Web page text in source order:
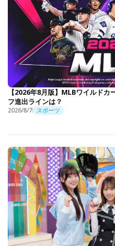
【2026年8月版】MLBワイルドカ
フ進出ラインは？
2026/8/7 スポーツ